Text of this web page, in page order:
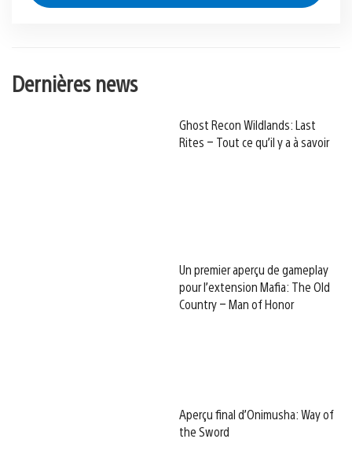
Dernières news
Ghost Recon Wildlands: Last
Rites – Tout ce qu’il y a à savoir
Un premier aperçu de gameplay
pour l’extension Mafia: The Old
Country – Man of Honor
Aperçu final d’Onimusha: Way of
the Sword